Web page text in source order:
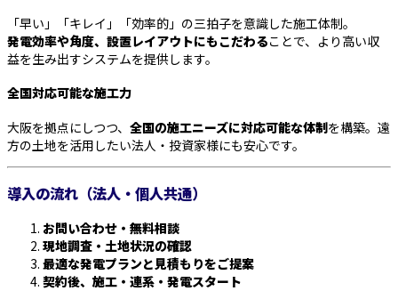
「早い」「キレイ」「効率的」の三拍子を意識した施工体制。
発電効率や角度、設置レイアウトにもこだわることで、より高い収
益を生み出すシステムを提供します。
全国対応可能な施工力
大阪を拠点にしつつ、 全国の施工ニーズに対応可能な体制を構築。遠
方の土地を活用したい法人・投資家様にも安心です。
導入の流れ（法人・個人共通）
お問い合わせ・無料相談
現地調査・土地状況の確認
最適な発電プランと見積もりをご提案
契約後、施工・連系・発電スタート